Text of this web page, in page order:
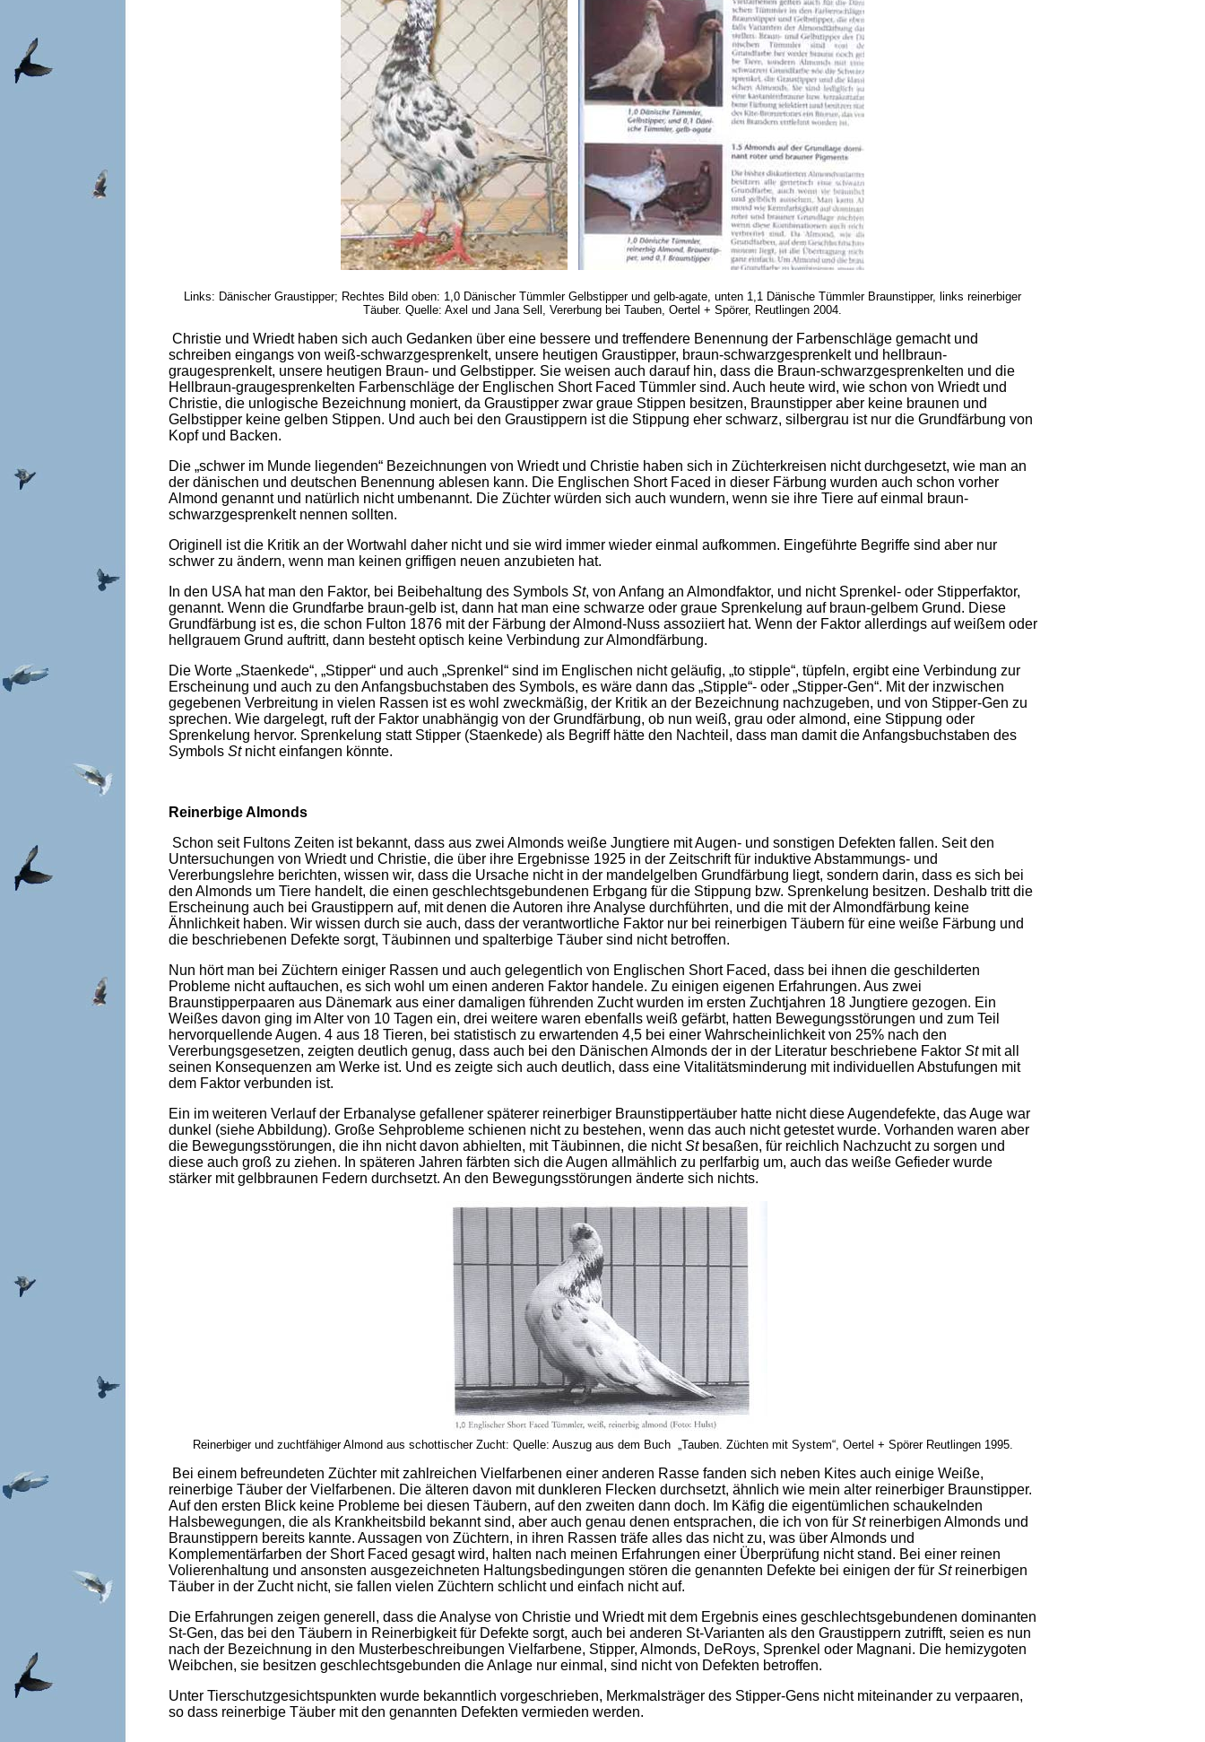
Links: Dänischer Graustipper; Rechtes Bild oben: 1,0 Dänischer Tümmler Gelbstipper und gelb-agate, unten 1,1 Dänische Tümmler Braunstipper, links reinerbiger
Täuber. Quelle: Axel und Jana Sell, Vererbung bei Tauben, Oertel + Spörer, Reutlingen 2004.
Christie und Wriedt haben sich auch Gedanken über eine bessere und treffendere Benennung der Farbenschläge gemacht und
schreiben eingangs von weiß-schwarzgesprenkelt, unsere heutigen Graustipper, braun-schwarzgesprenkelt und hellbraun-
graugesprenkelt, unsere heutigen Braun- und Gelbstipper. Sie weisen auch darauf hin, dass die Braun-schwarzgesprenkelten und die
Hellbraun-graugesprenkelten Farbenschläge der Englischen Short Faced Tümmler sind. Auch heute wird, wie schon von Wriedt und
Christie, die unlogische Bezeichnung moniert, da Graustipper zwar graue Stippen besitzen, Braunstipper aber keine braunen und
Gelbstipper keine gelben Stippen. Und auch bei den Graustippern ist die Stippung eher schwarz, silbergrau ist nur die Grundfärbung von
Kopf und Backen.
Die „schwer im Munde liegenden“ Bezeichnungen von Wriedt und Christie haben sich in Züchterkreisen nicht durchgesetzt, wie man an
der dänischen und deutschen Benennung ablesen kann. Die Englischen Short Faced in dieser Färbung wurden auch schon vorher
Almond genannt und natürlich nicht umbenannt. Die Züchter würden sich auch wundern, wenn sie ihre Tiere auf einmal braun-
schwarzgesprenkelt nennen sollten.
Originell ist die Kritik an der Wortwahl daher nicht und sie wird immer wieder einmal aufkommen. Eingeführte Begriffe sind aber nur
schwer zu ändern, wenn man keinen griffigen neuen anzubieten hat.
In den USA hat man den Faktor, bei Beibehaltung des Symbols St, von Anfang an Almondfaktor, und nicht Sprenkel- oder Stipperfaktor,
genannt. Wenn die Grundfarbe braun-gelb ist, dann hat man eine schwarze oder graue Sprenkelung auf braun-gelbem Grund. Diese
Grundfärbung ist es, die schon Fulton 1876 mit der Färbung der Almond-Nuss assoziiert hat. Wenn der Faktor allerdings auf weißem oder
hellgrauem Grund auftritt, dann besteht optisch keine Verbindung zur Almondfärbung.
Die Worte „Staenkede“, „Stipper“ und auch „Sprenkel“ sind im Englischen nicht geläufig, „to stipple“, tüpfeln, ergibt eine Verbindung zur
Erscheinung und auch zu den Anfangsbuchstaben des Symbols, es wäre dann das „Stipple“- oder „Stipper-Gen“. Mit der inzwischen
gegebenen Verbreitung in vielen Rassen ist es wohl zweckmäßig, der Kritik an der Bezeichnung nachzugeben, und von Stipper-Gen zu
sprechen. Wie dargelegt, ruft der Faktor unabhängig von der Grundfärbung, ob nun weiß, grau oder almond, eine Stippung oder
Sprenkelung hervor. Sprenkelung statt Stipper (Staenkede) als Begriff hätte den Nachteil, dass man damit die Anfangsbuchstaben des
Symbols Stnicht einfangen könnte.
Reinerbige Almonds
Schon seit Fultons Zeiten ist bekannt, dass aus zwei Almonds weiße Jungtiere mit Augen- und sonstigen Defekten fallen. Seit den
Untersuchungen von Wriedt und Christie, die über ihre Ergebnisse 1925 in der Zeitschrift für induktive Abstammungs- und
Vererbungslehre berichten, wissen wir, dass die Ursache nicht in der mandelgelben Grundfärbung liegt, sondern darin, dass es sich bei
den Almonds um Tiere handelt, die einen geschlechtsgebundenen Erbgang für die Stippung bzw. Sprenkelung besitzen. Deshalb tritt die
Erscheinung auch bei Graustippern auf, mit denen die Autoren ihre Analyse durchführten, und die mit der Almondfärbung keine
Ähnlichkeit haben. Wir wissen durch sie auch, dass der verantwortliche Faktor nur bei reinerbigen Täubern für eine weiße Färbung und
die beschriebenen Defekte sorgt, Täubinnen und spalterbige Täuber sind nicht betroffen.
Nun hört man bei Züchtern einiger Rassen und auch gelegentlich von Englischen Short Faced, dass bei ihnen die geschilderten
Probleme nicht auftauchen, es sich wohl um einen anderen Faktor handele. Zu einigen eigenen Erfahrungen. Aus zwei
Braunstipperpaaren aus Dänemark aus einer damaligen führenden Zucht wurden im ersten Zuchtjahren 18 Jungtiere gezogen. Ein
Weißes davon ging im Alter von 10 Tagen ein, drei weitere waren ebenfalls weiß gefärbt, hatten Bewegungsstörungen und zum Teil
hervorquellende Augen. 4 aus 18 Tieren, bei statistisch zu erwartenden 4,5 bei einer Wahrscheinlichkeit von 25% nach den
Vererbungsgesetzen, zeigten deutlich genug, dass auch bei den Dänischen Almonds der in der Literatur beschriebene Faktor Stmit all
seinen Konsequenzen am Werke ist. Und es zeigte sich auch deutlich, dass eine Vitalitätsminderung mit individuellen Abstufungen mit
dem Faktor verbunden ist.
Ein im weiteren Verlauf der Erbanalyse gefallener späterer reinerbiger Braunstippertäuber hatte nicht diese Augendefekte, das Auge war
dunkel (siehe Abbildung). Große Sehprobleme schienen nicht zu bestehen, wenn das auch nicht getestet wurde. Vorhanden waren aber
die Bewegungsstörungen, die ihn nicht davon abhielten, mit Täubinnen, die nichtStbesaßen, für reichlich Nachzucht zu sorgen und
diese auch groß zu ziehen. In späteren Jahren färbten sich die Augen allmählich zu perlfarbig um, auch das weiße Gefieder wurde
stärker mit gelbbraunen Federn durchsetzt. An den Bewegungsstörungen änderte sich nichts.
Reinerbiger und zuchtfähiger Almond aus schottischer Zucht: Quelle: Auszug aus dem Buch „Tauben. Züchten mit System“, Oertel + Spörer Reutlingen 1995.
Bei einem befreundeten Züchter mit zahlreichen Vielfarbenen einer anderen Rasse fanden sich neben Kites auch einige Weiße,
reinerbige Täuber der Vielfarbenen. Die älteren davon mit dunkleren Flecken durchsetzt, ähnlich wie mein alter reinerbiger Braunstipper.
Auf den ersten Blick keine Probleme bei diesen Täubern, auf den zweiten dann doch. Im Käfig die eigentümlichen schaukelnden
Halsbewegungen, die als Krankheitsbild bekannt sind, aber auch genau denen entsprachen, die ich von für St reinerbigen Almonds und
Braunstippern bereits kannte. Aussagen von Züchtern, in ihren Rassen träfe alles das nicht zu, was über Almonds und
Komplementärfarben der Short Faced gesagt wird, halten nach meinen Erfahrungen einer Überprüfung nicht stand. Bei einer reinen
Volierenhaltung und ansonsten ausgezeichneten Haltungsbedingungen stören die genannten Defekte bei einigen der für St reinerbigen
Täuber in der Zucht nicht, sie fallen vielen Züchtern schlicht und einfach nicht auf.
Die Erfahrungen zeigen generell, dass die Analyse von Christie und Wriedt mit dem Ergebnis eines geschlechtsgebundenen dominanten
St-Gen, das bei den Täubern in Reinerbigkeit für Defekte sorgt, auch bei anderen St-Varianten als den Graustippern zutrifft, seien es nun
nach der Bezeichnung in den Musterbeschreibungen Vielfarbene, Stipper, Almonds, DeRoys, Sprenkel oder Magnani. Die hemizygoten
Weibchen, sie besitzen geschlechtsgebunden die Anlage nur einmal, sind nicht von Defekten betroffen.
Unter Tierschutzgesichtspunkten wurde bekanntlich vorgeschrieben, Merkmalsträger des Stipper-Gens nicht miteinander zu verpaaren,
so dass reinerbige Täuber mit den genannten Defekten vermieden werden.